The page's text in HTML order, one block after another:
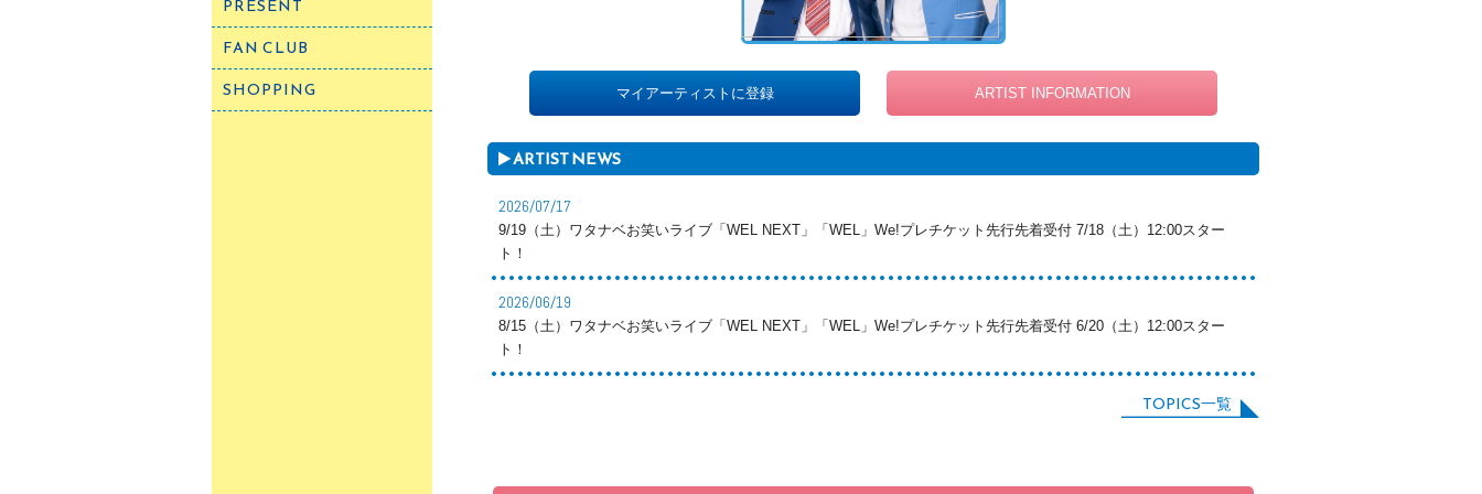
PRESENT
FAN CLUB
SHOPPING
マイアーティストに登録 ARTIST INFORMATION
ARTIST NEWS
2026/07/17
9/19（土）ワタナベお笑いライブ「WEL NEXT」「WEL」We!プレチケット先行先着受付 7/18（土）12:00スター
ト！
2026/06/19
8/15（土）ワタナベお笑いライブ「WEL NEXT」「WEL」We!プレチケット先行先着受付 6/20（土）12:00スター
ト！
TOPICS一覧